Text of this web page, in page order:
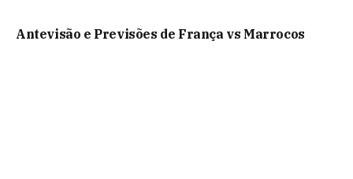
Antevisão e Previsões de França vs Marrocos